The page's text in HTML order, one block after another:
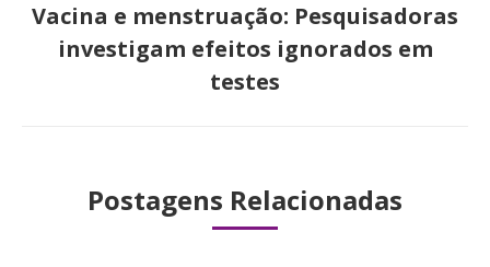
Próximo
post:
Vacina e menstruação: Pesquisadoras
investigam efeitos ignorados em
testes
Postagens Relacionadas